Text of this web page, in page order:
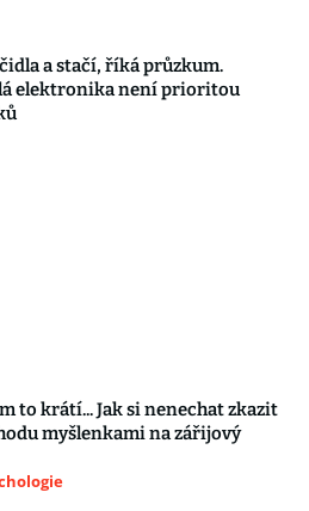
a stačí, říká průzkum.
elektronika není prioritou
to krátí... Jak si nenechat zkazit
myšlenkami na zářijový